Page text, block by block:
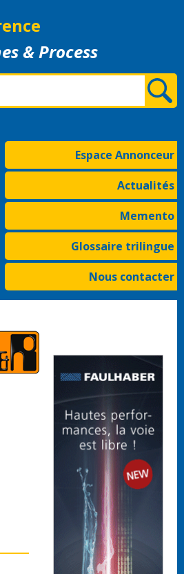
& Process
Espace Annonceur
Actualités
Memento
Glossaire trilingue
Nous contacter